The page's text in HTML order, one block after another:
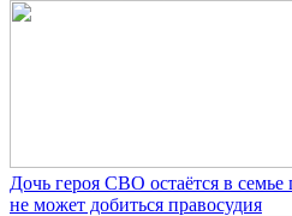
Дочь героя СВО остаётся в
не может добиться правосудия